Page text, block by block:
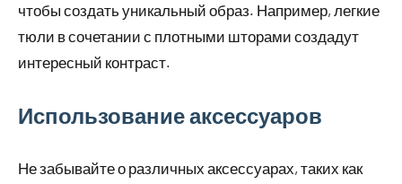
чтобы создать уникальный образ. Например, легкие
тюли в сочетании с плотными шторами создадут
интересный контраст.
Использование аксессуаров
Не забывайте о различных аксессуарах, таких как